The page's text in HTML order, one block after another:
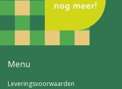
Menu
Leveringsvoorwaarden